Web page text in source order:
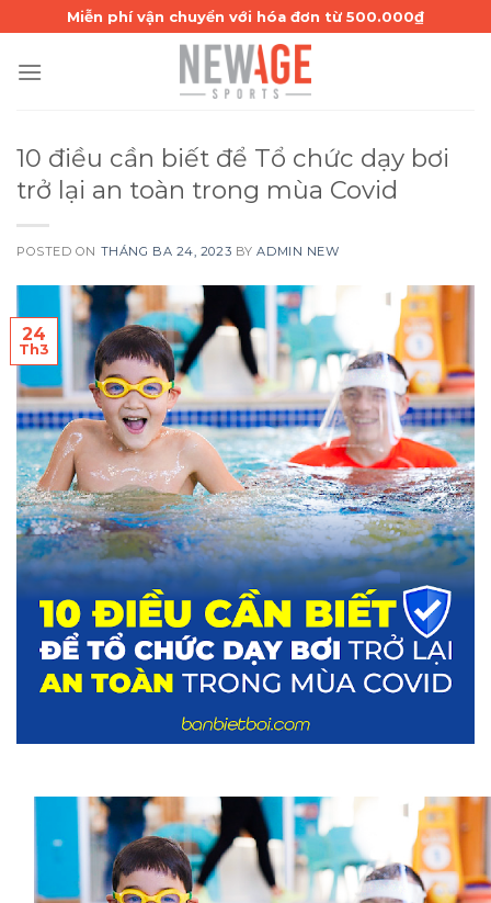
to
content
Miễn phí vận chuyển với hóa đơn từ 500.000₫
10 điều cần biết để Tổ chức dạy bơi
trở lại an toàn trong mùa Covid
POSTED ON THÁNG BA 24, 2023 BYADMIN NEW
24
Th3